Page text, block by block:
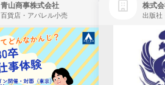
青山商事株式会社
百貨店・アパレル小売
株式
出版社